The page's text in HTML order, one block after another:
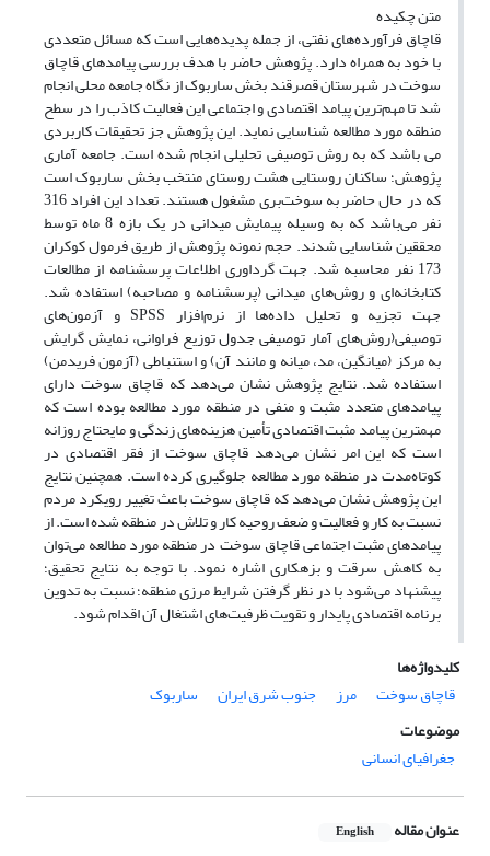
متن چکیده
قاچاق فرآورده‌های نفتی، از جمله پدیده‌هایی است که مسائل متعددی
با خود به همراه دارد. پژوهش حاضر با هدف بررسی پیامدهای قاچاق
سوخت در شهرستان قصرقند بخش ساربوک از نگاه جامعه محلی انجام
شد تا مهم‌ترین پیامد اقتصادی و اجتماعی این فعالیت کاذب را در سطح
منطقه مورد مطالعه شناسایی نماید. این پژوهش جز تحقیقات کاربردی
می باشد که به روش توصیفی تحلیلی انجام شده است. جامعه آماری
پژوهش؛ ساکنان روستایی هشت روستای منتخب بخش ساربوک است
که در حال حاضر به سوخت‌بری مشغول هستند. تعداد این افراد 316
نفر می‌باشد که به وسیله پیمایش میدانی در یک بازه 8 ماه توسط
محققین شناسایی شدند. حجم نمونه پژوهش از طریق فرمول کوکران
173 نفر محاسبه شد. جهت گرداوری اطلاعات پرسشنامه از مطالعات
کتابخانه‌ای و روش‌های میدانی (پرسشنامه و مصاحبه) استفاده شد.
جهت تجزیه و تحلیل داده‌ها از نرم‌افزار SPSS و آزمون‌های
توصیفی(روش‌های آمار توصیفی جدول توزیع فراوانی، نمایش گرایش
به مرکز (میانگین، مد، میانه و مانند آن) و استنباطی (آزمون فریدمن)
استفاده شد. نتایج پژوهش نشان می‌دهد که قاچاق سوخت دارای
پیامدهای متعدد مثبت و منفی در منطقه مورد مطالعه بوده است که
مهمترین پیامد مثبت اقتصادی تأمین هزینه‌های زندگی و مایحتاج روزانه
است که این امر نشان می‌دهد قاچاق سوخت از فقر اقتصادی در
کوتاه‌مدت در منطقه مورد مطالعه جلوگیری کرده است. همچنین نتایج
این پژوهش نشان می‌دهد که قاچاق سوخت باعث تغییر رویکرد مردم
نسبت به کار و فعالیت و ضعف روحیه کار و تلاش در منطقه شده است. از
پیامدهای مثبت اجتماعی قاچاق سوخت در منطقه مورد مطالعه می‌توان
به کاهش سرقت و بزهکاری اشاره نمود. با توجه به نتایج تحقیق؛
پیشنهاد می‌شود با در نظر گرفتن شرایط مرزی منطقه؛ نسبت به تدوین
برنامه اقتصادی پایدار و تقویت ظرفیت‌های اشتغال آن اقدام شود.
کلیدواژه‌ها
قاچاق سوخت
مرز جنوب شرق ایران
ساربوک
موضوعات
جغرافیای انسانی
عنوان مقاله English